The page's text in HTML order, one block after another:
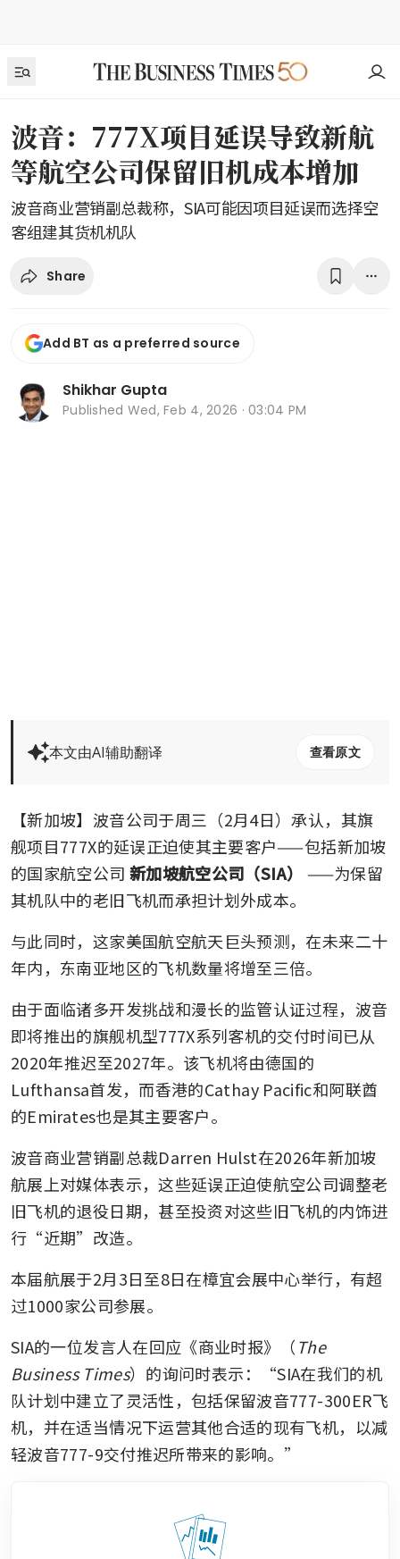
波音：777X项目延误导致新航
等航空公司保留旧机成本增加
波音商业营销副总裁称，SIA可能因项目延误而选择空
客组建其货机机队
Share
Add BT as a preferred source
Shikhar Gupta
Published Wed, Feb 4, 2026 · 03:04 PM
本文由AI辅助翻译 查看原文
【新加坡】波音公司于周三（2月4日）承认，其旗
舰项目777X的延误正迫使其主要客户——包括新加坡
的国家航空公司 新加坡航空公司（SIA）
——为保留
其机队中的老旧飞机而承担计划外成本。
与此同时，这家美国航空航天巨头预测，在未来二十
年内，东南亚地区的飞机数量将增至三倍。
由于面临诸多开发挑战和漫长的监管认证过程，波音
即将推出的旗舰机型777X系列客机的交付时间已从
2020年推迟至2027年。该飞机将由德国的
Lufthansa首发，而香港的Cathay Pacific和阿联酋
的Emirates也是其主要客户。
波音商业营销副总裁Darren Hulst在2026年新加坡
航展上对媒体表示，这些延误正迫使航空公司调整老
旧飞机的退役日期，甚至投资对这些旧飞机的内饰进
行“近期”改造。
本届航展于2月3日至8日在樟宜会展中心举行，有超
过1000家公司参展。
SIA的一位发言人在回应《商业时报》（The
Business Times）的询问时表示：“SIA在我们的机
队计划中建立了灵活性，包括保留波音777-300ER飞
机，并在适当情况下运营其他合适的现有飞机，以减
轻波音777-9交付推迟所带来的影响。”